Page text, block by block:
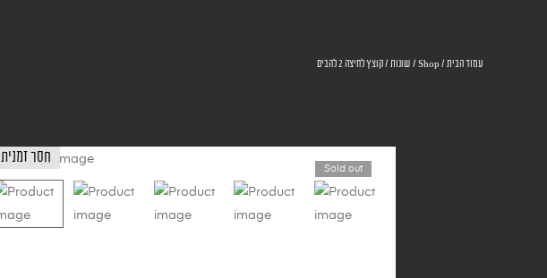
עמוד הבית/
Shop
/ שונות/ קוצץ לחיצה 2 להבים
חסר זמנית
Sold out